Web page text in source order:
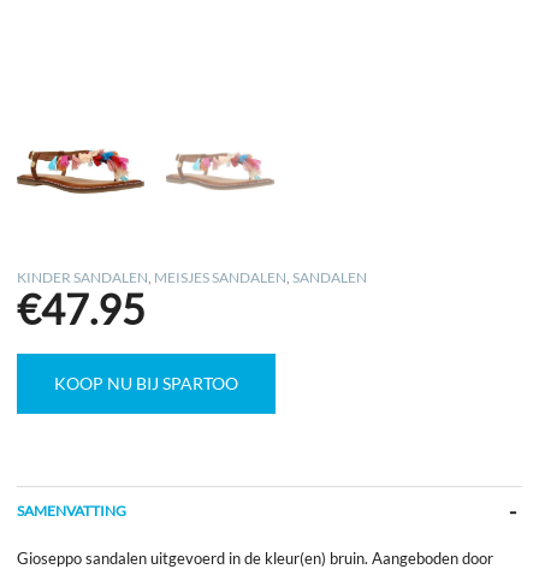
KINDER SANDALEN MEISJES SANDALEN ,SANDALEN
€47.95
KOOP NU BIJ SPARTOO
SAMENVATTING
Gioseppo sandalen uitgevoerd in de kleur(en) bruin. Aangeboden door